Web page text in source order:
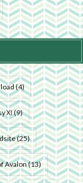
(4)
(9)
(25)
Avalon(13)